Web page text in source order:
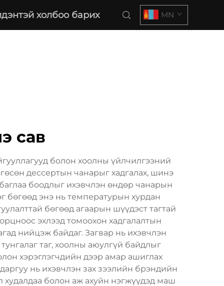
холбоо барих MN
сав
болон хоолны үйлчилгээний
дессертын чанарыг хадгалах, шинэ
боодлыг ихэвчлэн өндөр чанарын
бөгөөд энэ нь температурын хурдан
бөгөөд агаарын шүүдэст тагтай
эхлээд томоохон хадгалалтын
нийцэж байдаг. Загвар нь ихэвчлэн
таг, хоолны аюулгүй байдлыг
хэрэглэгчдийн дээр амар ашиглах
нь ихэвчлэн зах зээлийн брэндийн
худалдаа болон аж ахуйн нэгжүүдэд маш